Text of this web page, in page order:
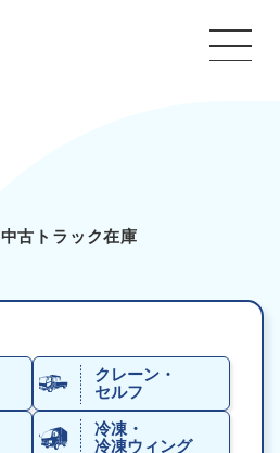
中古トラック在庫
クレーン・
セルフ
冷凍・
冷凍ウィング